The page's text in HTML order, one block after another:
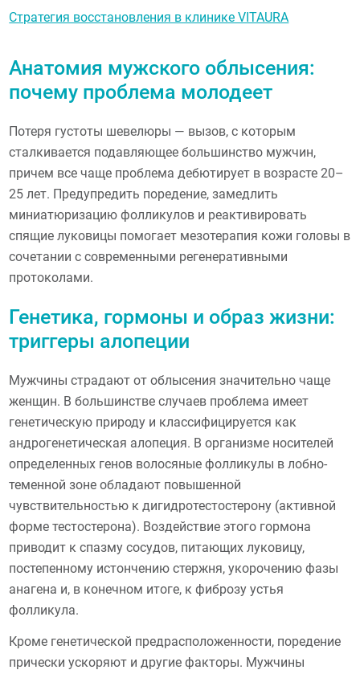
Стратегия восстановления в клинике VITAURA
Анатомия мужского облысения:
почему проблема молодеет
Потеря густоты шевелюры — вызов, с которым
сталкивается подавляющее большинство мужчин,
причем все чаще проблема дебютирует в возрасте 20–
25 лет. Предупредить поредение, замедлить
миниатюризацию фолликулов и реактивировать
спящие луковицы помогает мезотерапия кожи головы в
сочетании с современными регенеративными
протоколами.
Генетика, гормоны и образ жизни:
триггеры алопеции
Мужчины страдают от облысения значительно чаще
женщин. В большинстве случаев проблема имеет
генетическую природу и классифицируется как
андрогенетическая алопеция. В организме носителей
определенных генов волосяные фолликулы в лобно-
теменной зоне обладают повышенной
чувствительностью к дигидротестостерону (активной
форме тестостерона). Воздействие этого гормона
приводит к спазму сосудов, питающих луковицу,
постепенному истончению стержня, укорочению фазы
анагена и, в конечном итоге, к фиброзу устья
фолликула.
Кроме генетической предрасположенности, поредение
прически ускоряют и другие факторы. Мужчины